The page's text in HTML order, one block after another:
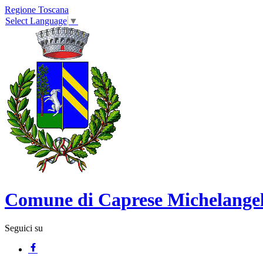
Regione Toscana
Select Language ▼
Comune di Caprese
Seguici su